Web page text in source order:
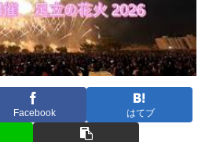
Facebook はてブ